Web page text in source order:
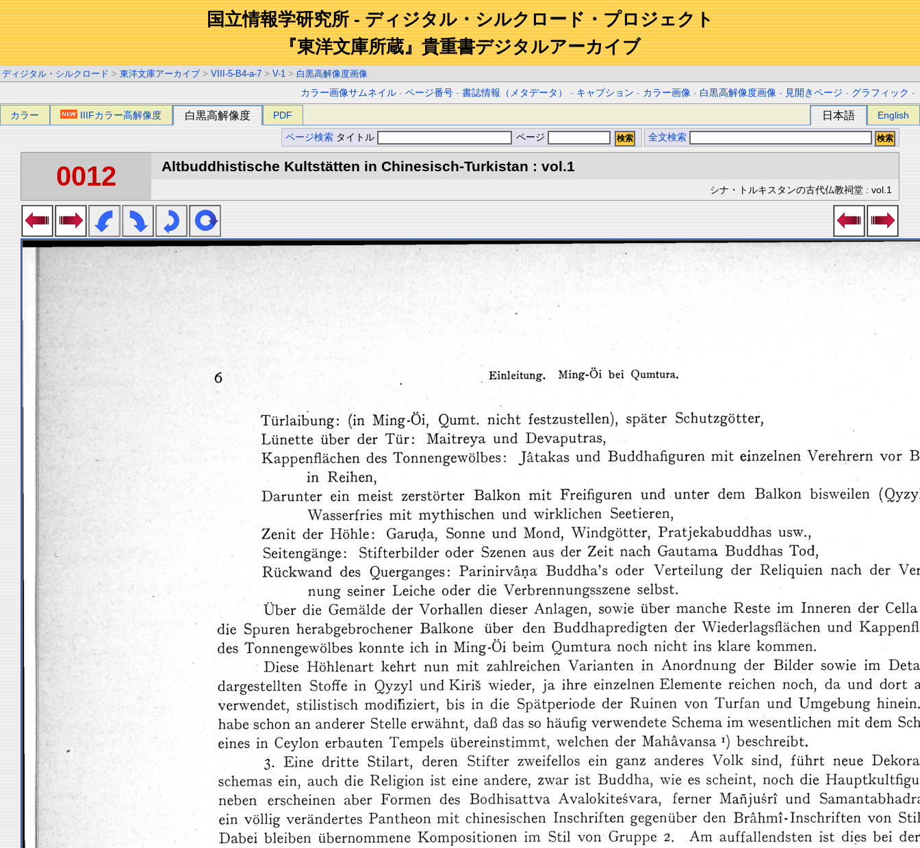
国立情報学研究所 - ディジタル・シルクロード・プロジェクト
『東洋文庫所蔵』貴重書デジタルアーカイブ
ディジタル・シルクロード > 東洋文庫アーカイブ > VIII-5-B4-a-7 > V-1 > 白黒高解像度画像
カラー画像サムネイル -ページ番号 -書誌情報（メタデータ） - キャプション - カラー画像 - 白黒高解像度画像 - 見開きページ - グラフィック -
カラー IIIFカラー高解像度 白黒高解像度 PDF 日本語 English
ページ検索 タイトル ページ 全文検索
0012 Altbuddhistische Kultstätten in Chinesisch-Turkistan : vol.1
シナ・トルキスタンの古代仏教祠堂 : vol.1